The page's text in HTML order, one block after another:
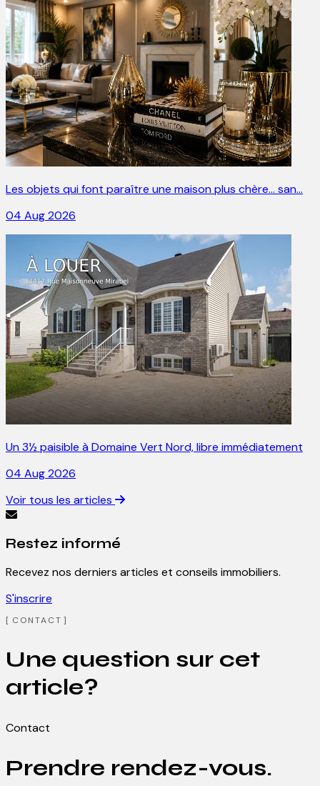
Les objets qui font paraître une maison plus chère… san…
04 Aug 2026
Un 3½ paisible à Domaine Vert Nord, libre immédiatement
04 Aug 2026
Voir tous les articles
Restez informé
Recevez nos derniers articles et conseils immobiliers.
S'inscrire
CONTACT
Une question sur cet
article?
Contact
Prendre rendez-vous.